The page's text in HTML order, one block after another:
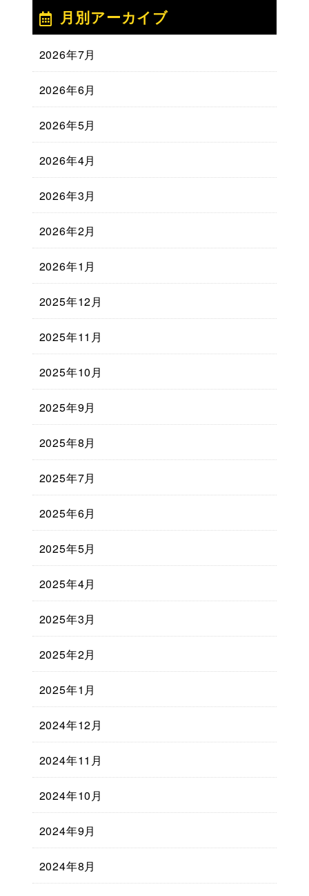
月別アーカイブ
2026年7月
2026年6月
2026年5月
2026年4月
2026年3月
2026年2月
2026年1月
2025年12月
2025年11月
2025年10月
2025年9月
2025年8月
2025年7月
2025年6月
2025年5月
2025年4月
2025年3月
2025年2月
2025年1月
2024年12月
2024年11月
2024年10月
2024年9月
2024年8月